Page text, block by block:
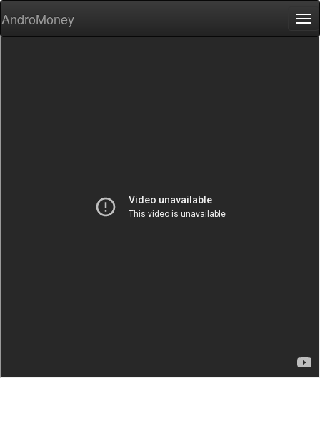
AndroMoney